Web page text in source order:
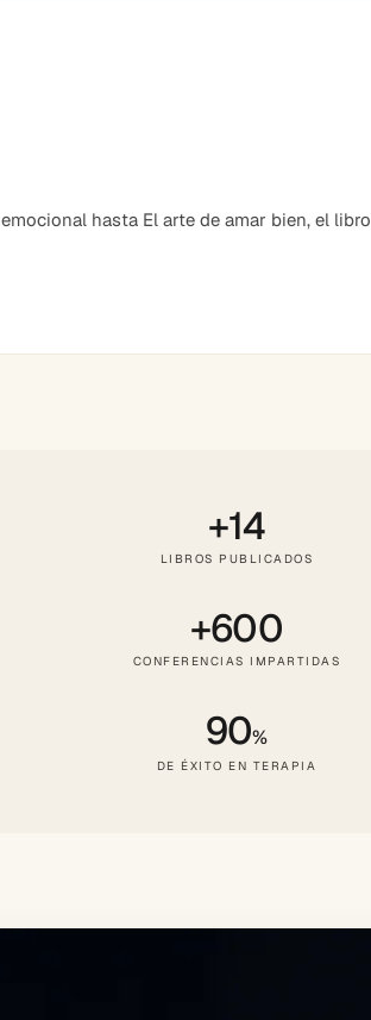
hasta El arte de amar bien, el libro
+14
LIBROS PUBLICADOS
+600
CONFERENCIAS IMPARTIDAS
90%
DE ÉXITO EN TERAPIA